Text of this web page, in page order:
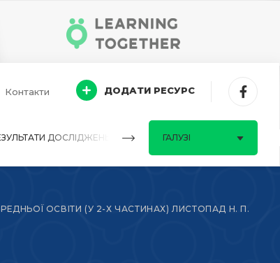
Контакти ДОДАТИ РЕСУРС
ДОСЛІДЖЕНЬ ПИТАННЯ-ВІДПОВІДІ
ГАЛУЗІ
ОСВІТИ (У 2-Х ЧАСТИНАХ) ЛИСТОПАД Н. П.